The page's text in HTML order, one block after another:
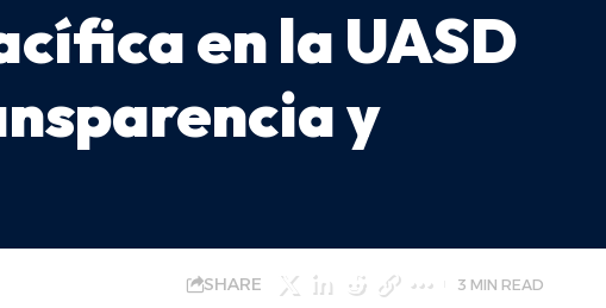
en la UASD
y
SHARE 3 MIN READ